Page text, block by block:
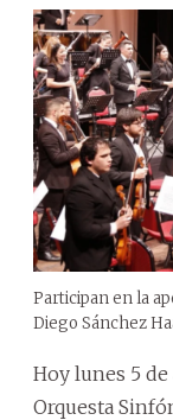
Participan en la
Diego Sánchez
Hoy lunes 5
Orquesta